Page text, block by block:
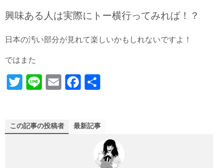
興味ある人は実際にトー横行ってみれば！？
日本の汚い部分が見れて楽しいかもしれないですよ！
ではまた
T
r
Li
E
Fa
ok
この記事の投稿者 最新記事